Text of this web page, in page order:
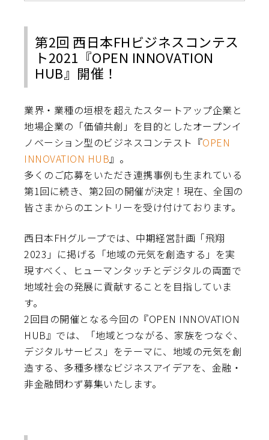
第2回 西日本FHビジネスコンテス
ト2021『OPEN INNOVATION
HUB』開催！
業界・業種の垣根を超えたスタートアップ企業と
地場企業の「価値共創」を目的としたオープンイ
ノベーション型のビジネスコンテスト『OPEN
INNOVATION HUB』。
多くのご応募をいただき連携事例も生まれている
第1回に続き、第2回の開催が決定！現在、全国の
皆さまからのエントリーを受け付けております。
西日本FHグループでは、中期経営計画「飛翔
2023」に掲げる「地域の元気を創造する」を実
現すべく、ヒューマンタッチとデジタルの両面で
地域社会の発展に貢献することを目指していま
す。
2回目の開催となる今回の『OPEN INNOVATION
HUB』では、「地域とつながる、家族をつなぐ、
デジタルサービス」をテーマに、地域の元気を創
造する、多種多様なビジネスアイデアを、金融・
非金融問わず募集いたします。